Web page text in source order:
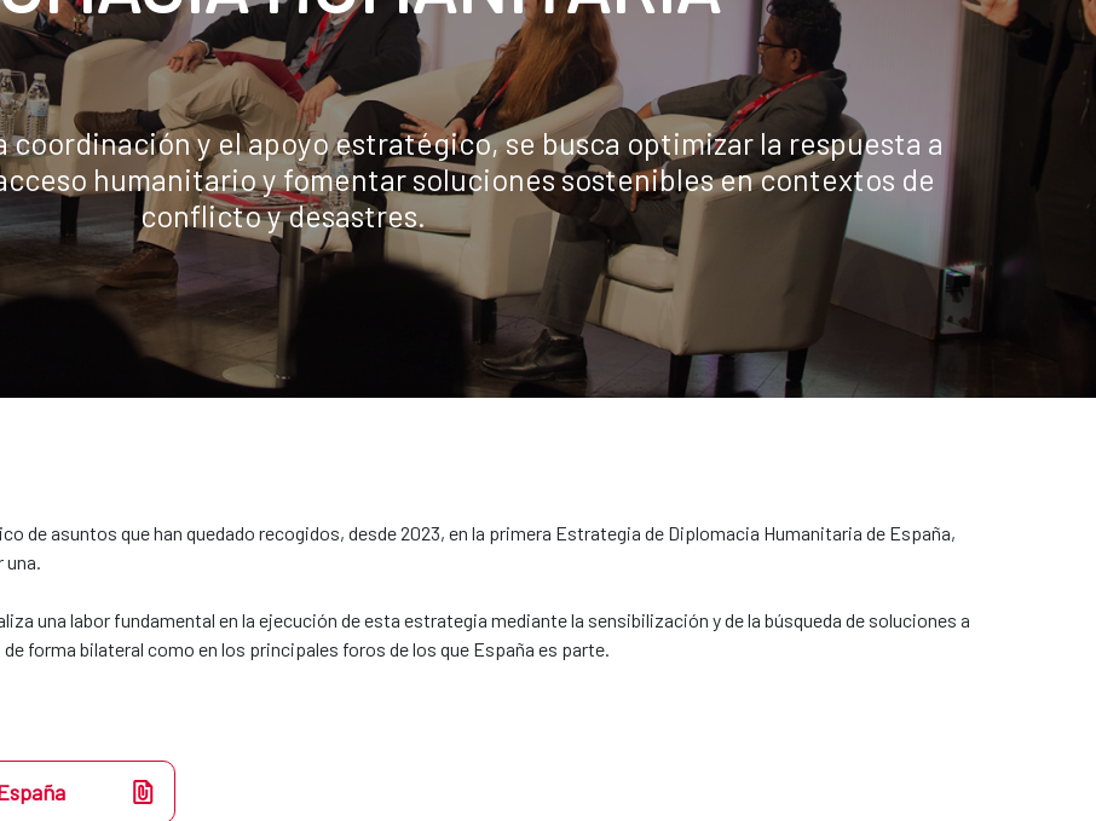
coordinación y el apoyo estratégico, se busca optimizar la respuesta a
humanitario y fomentar soluciones sostenibles en contextos de
conflicto y desastres.
de asuntos que han quedado recogidos, desde 2023, en la primera Estrategia de Diplomacia Humanitaria de España,
una labor fundamental en la ejecución de esta estrategia mediante la sensibilización y de la búsqueda de soluciones a
forma bilateral como en los principales foros de los que España es parte.